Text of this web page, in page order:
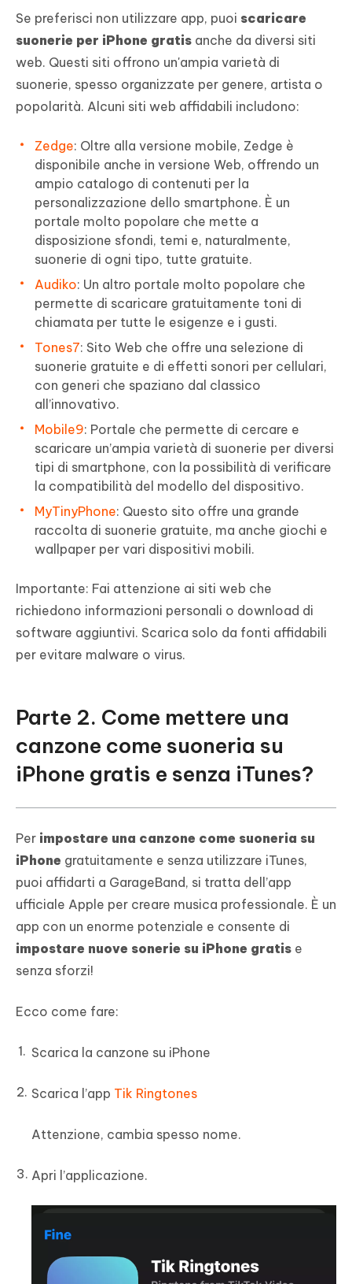
Se preferisci non utilizzare app, puoi scaricare
suonerie per iPhone gratis anche da diversi siti
web. Questi siti offrono un'ampia varietà di
suonerie, spesso organizzate per genere, artista o
popolarità. Alcuni siti web affidabili includono:
Zedge: Oltre alla versione mobile, Zedge è
disponibile anche in versione Web, offrendo un
ampio catalogo di contenuti per la
personalizzazione dello smartphone. È un
portale molto popolare che mette a
disposizione sfondi, temi e, naturalmente,
suonerie di ogni tipo, tutte gratuite.
Audiko: Un altro portale molto popolare che
permette di scaricare gratuitamente toni di
chiamata per tutte le esigenze e i gusti.
Tones7: Sito Web che offre una selezione di
suonerie gratuite e di effetti sonori per cellulari,
con generi che spaziano dal classico
all’innovativo.
Mobile9: Portale che permette di cercare e
scaricare un’ampia varietà di suonerie per diversi
tipi di smartphone, con la possibilità di verificare
la compatibilità del modello del dispositivo.
MyTinyPhone: Questo sito offre una grande
raccolta di suonerie gratuite, ma anche giochi e
wallpaper per vari dispositivi mobili.
Importante: Fai attenzione ai siti web che
richiedono informazioni personali o download di
software aggiuntivi. Scarica solo da fonti affidabili
per evitare malware o virus.
Parte 2. Come mettere una
canzone come suoneria su
iPhone gratis e senza iTunes?
Per impostare una canzone come suoneria su
iPhone gratuitamente e senza utilizzare iTunes,
puoi affidarti a GarageBand, si tratta dell’app
ufficiale Apple per creare musica professionale. È un
app con un enorme potenziale e consente di
impostare nuove sonerie su iPhone gratis e
senza sforzi!
Ecco come fare:
Scarica la canzone su iPhone
Scarica l’app Tik Ringtones
Attenzione, cambia spesso nome.
Apri l’applicazione.